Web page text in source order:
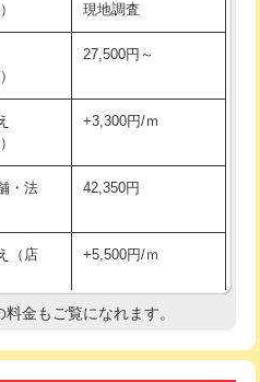
プ
22,000円+材料費
11,000円+材料費
13,200円
栓） 16,500円
22,000円
洗浄便
22,000円
現地調査
27,500円～
+3,300円/ｍ
・法
42,350円
（店
+5,500円/ｍ
現地調査
金もご覧になれます。